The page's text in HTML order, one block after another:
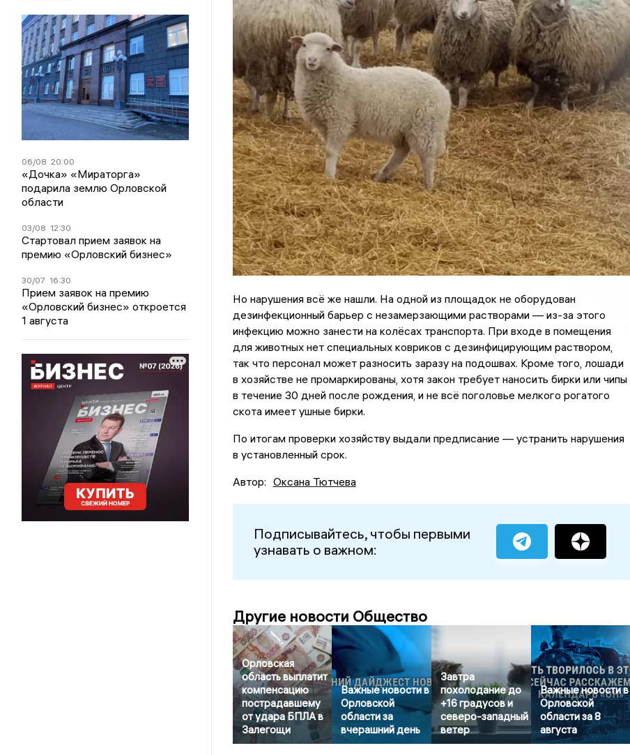
06/08 20:00
«Дочка» «Мираторга»
подарила землю Орловской
области
03/08 12:30
Стартовал прием заявок на
премию «Орловский бизнес»
30/07 16:30
Прием заявок на премию
«Орловский бизнес» откроется
1 августа
Но нарушения всё же нашли. На одной из площадок не оборудован
дезинфекционный барьер с незамерзающими растворами — из-за этого
инфекцию можно занести на колёсах транспорта. При входе в помещения
для животных нет специальных ковриков с дезинфицирующим раствором,
так что персонал может разносить заразу на подошвах. Кроме того, лошади
в хозяйстве не промаркированы, хотя закон требует наносить бирки или чипы
в течение 30 дней после рождения, и не всё поголовье мелкого рогатого
скота имеет ушные бирки.
По итогам проверки хозяйству выдали предписание — устранить нарушения
в установленный срок.
Автор: Оксана Тютчева
Подписывайтесь, чтобы первыми
узнавать о важном:
Другие новости Общество
Орловская
область выплатит
компенсацию
пострадавшему
от удара БПЛА в
Залегощи
Важные новости в
Орловской
области за
вчерашний день
Завтра
похолодание до
+16 градусов и
северо-западный
ветер
Важные новости в
Орловской
области за 8
августа